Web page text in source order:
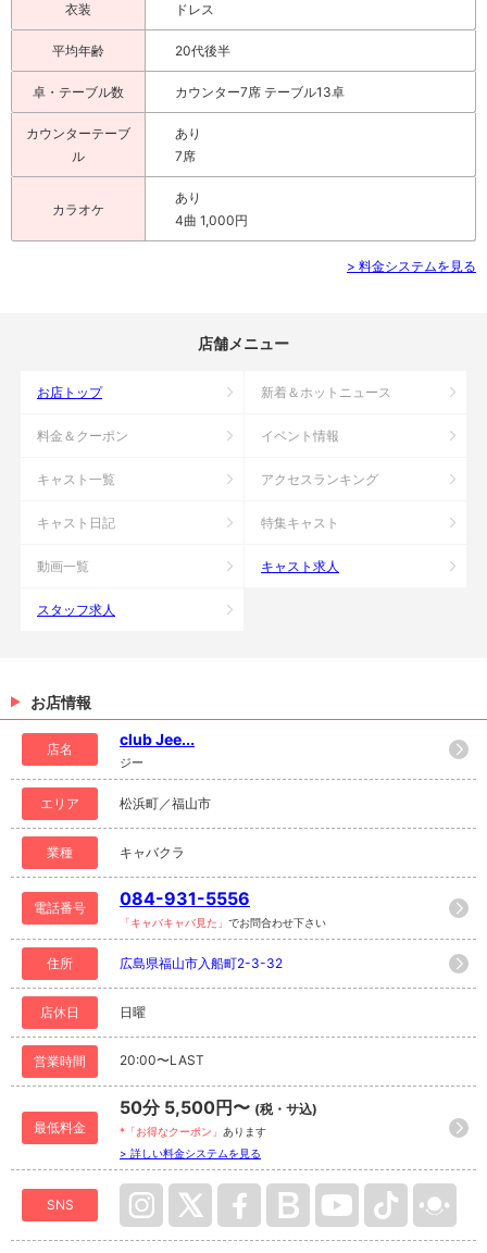
衣装 ドレス
平均年齢 20代後半
卓・テーブル数 カウンター7席 テーブル13卓
カウンターテーブ
ル
あり
7席
カラオケ
あり
4曲 1,000円
> 料金システムを見る
店舗メニュー
お店トップ 新着＆ホットニュース
料金＆クーポン イベント情報
キャスト一覧 アクセスランキング
キャスト日記 特集キャスト
動画一覧 キャスト求人
スタッフ求人
お店情報
店名
club Jee...
ジー
エリア 松浜町／福山市
業種 キャバクラ
電話番号 084-931-5556
「キャバキャバ見た」 でお問合わせ下さい
住所 広島県福山市入船町2-3-32
店休日 日曜
営業時間 20:00〜LAST
最低料金
50分 5,500円〜 (税・サ込)
*「お得なクーポン」 あります
> 詳しい料金システムを見る
SNS